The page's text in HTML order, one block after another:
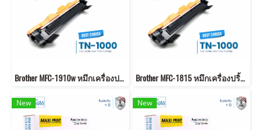
Brother MFC-1910w หมึกเครื่องปริ้น พิมพ์คมชัด รับประกัน 1 ปี! Brother MFC-1815 หมึกเครื่องปริ้น พิมพ์คมชัด รับประกัน 1 ปี!
New New